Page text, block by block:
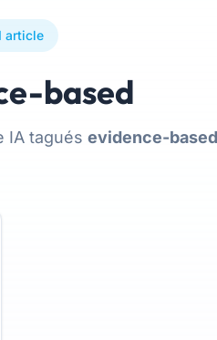
article
based
IA tagués evidence-based